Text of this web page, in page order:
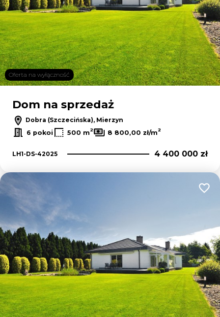
Oferta na wyłączność
Dom na sprzedaż
Dobra (Szczecińska), Mierzyn
6 pokoi
500 m2 8 800,00 zł/m2
LH1-DS-42025 4 400 000 zł